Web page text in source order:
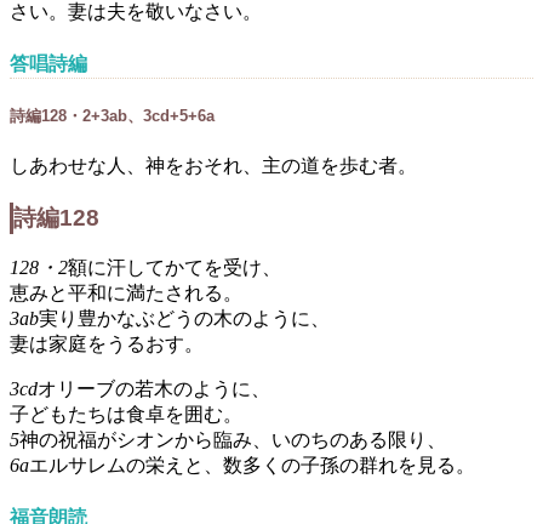
さい。妻は夫を敬いなさい。
答唱詩編
詩編128・2+3ab、3cd+5+6a
しあわせな人、神をおそれ、主の道を歩む者。
詩編128
128・2額に汗してかてを受け、
恵みと平和に満たされる。
3ab実り豊かなぶどうの木のように、
妻は家庭をうるおす。
3cdオリーブの若木のように、
子どもたちは食卓を囲む。
5神の祝福がシオンから臨み、いのちのある限り、
6aエルサレムの栄えと、数多くの子孫の群れを見る。
福音朗読